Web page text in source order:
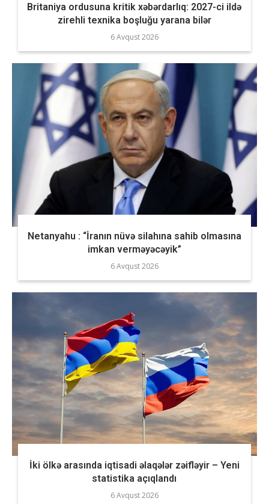
Britaniya ordusuna kritik xəbərdarlıq: 2027-ci ildə
zirehli texnika boşluğu yarana bilər
6 Avqust 2026
Netanyahu : “İranın nüvə silahına sahib olmasına
imkan verməyəcəyik”
6 Avqust 2026
İki ölkə arasında iqtisadi əlaqələr zəifləyir – Yeni
statistika açıqlandı
6 Avqust 2026